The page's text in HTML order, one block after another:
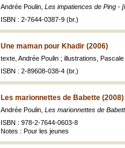
Andrée Poulin, Les impatiences de Ping -
ISBN : 2-7644-0387-9 (br.)
Une maman pour Khadir (2006)
texte, Andrée Poulin ; illustrations, Pascale
ISBN : 2-89608-038-4 (br.)
Les marionnettes de Babette (2008)
Andrée Poulin, Les marionnettes de
ISBN : 978-2-7644-0603-8
Notes : Pour les jeunes